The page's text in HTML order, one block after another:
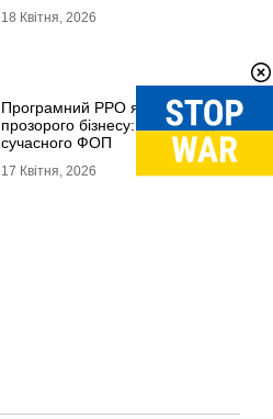
18 Квітня, 2026
Програмний РРО як фундамент
прозорого бізнесу: посібник для
сучасного ФОП
17 Квітня, 2026